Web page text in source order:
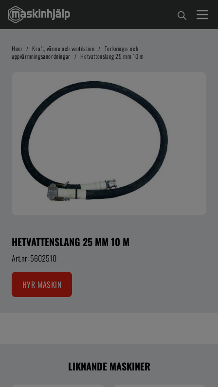
Hem / Kraft, värme och ventilation / Torknings- och
uppvärmningsanordningar / Hetvattenslang 25 mm 10 m
HETVATTENSLANG 25 MM 10 M
Art.nr: 5602510
HYR MASKIN
LIKNANDE MASKINER